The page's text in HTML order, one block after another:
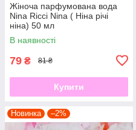
Жіноча парфумована вода
Nina Ricci Nina ( Ніна річі
ніна) 50 мл
В наявності
79 ₴ 81 ₴
Купити
Новинка –2%